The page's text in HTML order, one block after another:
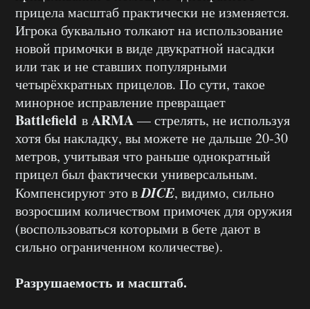
прицела масштаб практически не изменяется.
Игрока буквально толкают на использование
новой примочки в виде двукратной насадки
или так и не ставших популярными
четырёхкратных прицелов. По сути, такое
минорное исправление превращает
Battlefield вARMA— стрелять, не используя
хотя бы накладку, вы можете не дальше 20-30
метров, учитывая что раньше однократный
прицел был фактически универсальным.
Компенсируют это вDICE, видимо, сильно
возросшим количеством примочек для оружия
(воспользоваться которыми в бете дают в
сильно ограниченном количестве).
Разрушаемость и масштаб.